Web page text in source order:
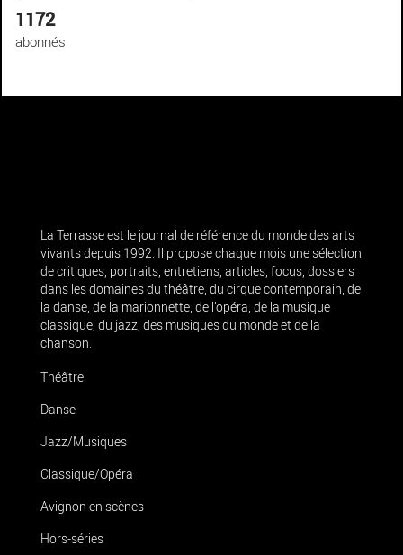
1172
abonnés
La Terrasse est le journal de référence du monde des arts
vivants depuis 1992. Il propose chaque mois une sélection
de critiques, portraits, entretiens, articles, focus, dossiers
dans les domaines du théâtre, du cirque contemporain, de
la danse, de la marionnette, de l’opéra, de la musique
classique, du jazz, des musiques du monde et de la
chanson.
Théâtre
Danse
Jazz/Musiques
Classique/Opéra
Avignon en scènes
Hors-séries